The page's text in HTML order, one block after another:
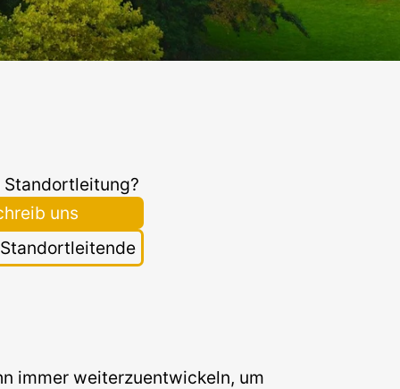
Standortleitung?
uns
immer weiterzuentwickeln, um